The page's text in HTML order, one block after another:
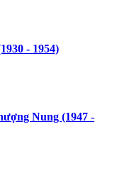
- 1954)
Nung (1947 -